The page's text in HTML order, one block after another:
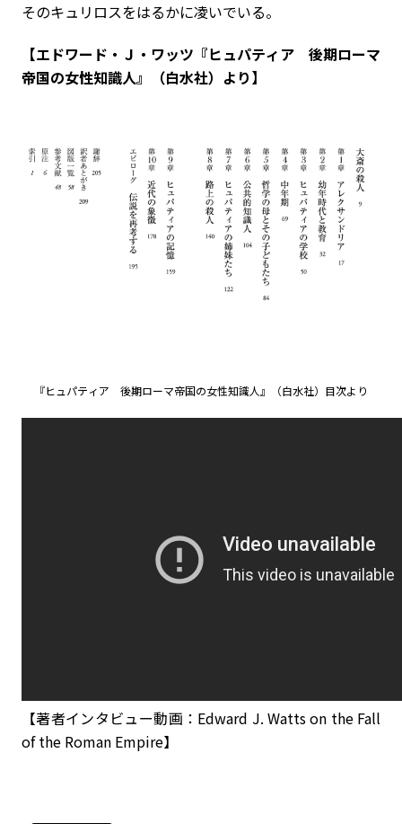
そのキュリロスをはるかに凌いでいる。
【エドワード・Ｊ・ワッツ『ヒュパティア 後期ローマ
帝国の女性知識人』（白水社）より】
『ヒュパティア 後期ローマ帝国の女性知識人』（白水社）目次より
【著者インタビュー動画：Edward J. Watts on the Fall
of the Roman Empire】